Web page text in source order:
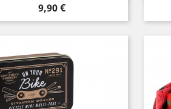
Prix
9,90 €